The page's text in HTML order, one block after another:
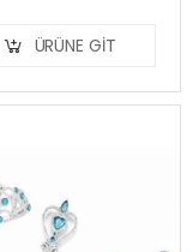
ÜRÜNE GIT